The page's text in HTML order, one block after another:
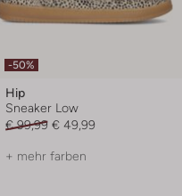
-50%
Hip
Sneaker Low
€ 99,99 € 49,99
+ mehr farben